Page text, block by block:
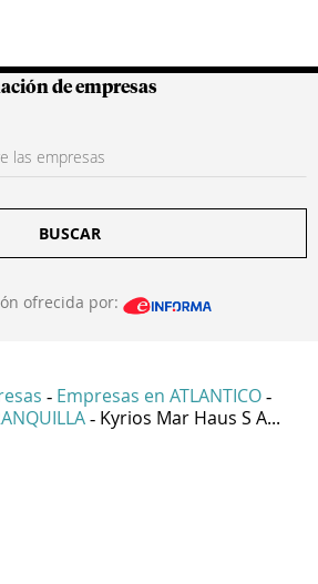
Colombianas
de empresas
BUSCAR
ofrecida por:
- Empresas en ATLANTICO -
- Kyrios Mar Haus S A...